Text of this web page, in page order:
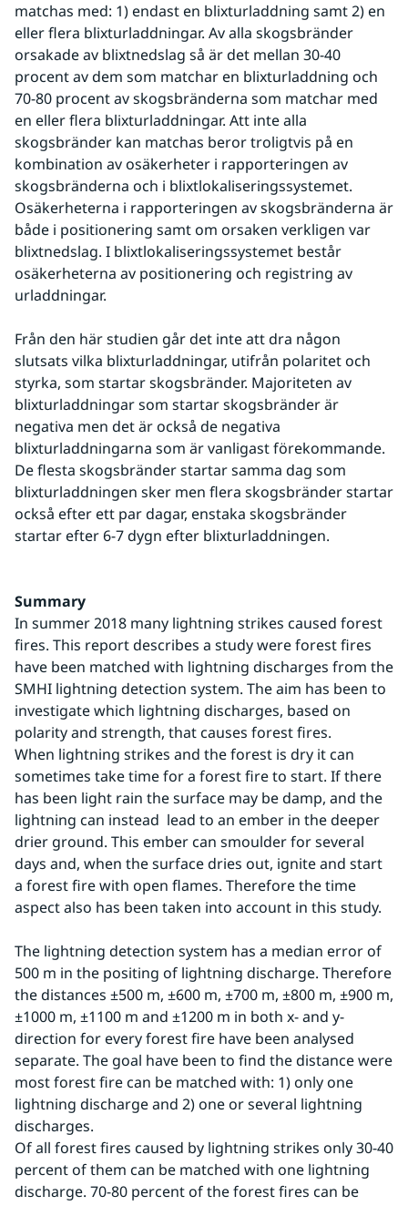
matchas med: 1) endast en blixturladdning samt 2) en
eller flera blixturladdningar. Av alla skogsbränder
orsakade av blixtnedslag så är det mellan 30-40
procent av dem som matchar en blixturladdning och
70-80 procent av skogsbränderna som matchar med
en eller flera blixturladdningar. Att inte alla
skogsbränder kan matchas beror troligtvis på en
kombination av osäkerheter i rapporteringen av
skogsbränderna och i blixtlokaliseringssystemet.
Osäkerheterna i rapporteringen av skogsbränderna är
både i positionering samt om orsaken verkligen var
blixtnedslag. I blixtlokaliseringssystemet består
osäkerheterna av positionering och registring av
urladdningar.
Från den här studien går det inte att dra någon
slutsats vilka blixturladdningar, utifrån polaritet och
styrka, som startar skogsbränder. Majoriteten av
blixturladdningar som startar skogsbränder är
negativa men det är också de negativa
blixturladdningarna som är vanligast förekommande.
De flesta skogsbränder startar samma dag som
blixturladdningen sker men flera skogsbränder startar
också efter ett par dagar, enstaka skogsbränder
startar efter 6-7 dygn efter blixturladdningen.
Summary
In summer 2018 many lightning strikes caused forest
fires. This report describes a study were forest fires
have been matched with lightning discharges from the
SMHI lightning detection system. The aim has been to
investigate which lightning discharges, based on
polarity and strength, that causes forest fires.
When lightning strikes and the forest is dry it can
sometimes take time for a forest fire to start. If there
has been light rain the surface may be damp, and the
lightning can instead  lead to an ember in the deeper
drier ground. This ember can smoulder for several
days and, when the surface dries out, ignite and start
a forest fire with open flames. Therefore the time
aspect also has been taken into account in this study.
The lightning detection system has a median error of
500 m in the positing of lightning discharge. Therefore
the distances ±500 m, ±600 m, ±700 m, ±800 m, ±900 m,
±1000 m, ±1100 m and ±1200 m in both x- and y-
direction for every forest fire have been analysed
separate. The goal have been to find the distance were
most forest fire can be matched with: 1) only one
lightning discharge and 2) one or several lightning
discharges.
Of all forest fires caused by lightning strikes only 30-40
percent of them can be matched with one lightning
discharge. 70-80 percent of the forest fires can be